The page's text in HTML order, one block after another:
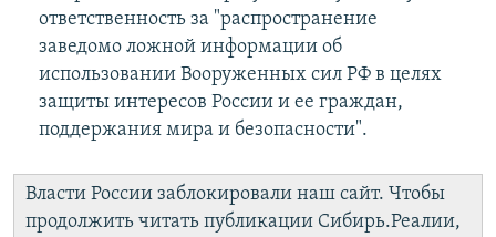
ответственность за "распространение
заведомо ложной информации об
использовании Вооруженных сил РФ в целях
защиты интересов России и ее граждан,
поддержания мира и безопасности".
Власти России заблокировали наш сайт. Чтобы
продолжить читать публикации Сибирь.Реалии,